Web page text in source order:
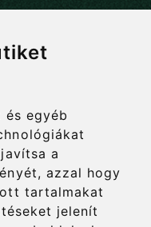
egyéb
a
azzal hogy
tartalmakat
jelenít
idézése során a forrás,
-